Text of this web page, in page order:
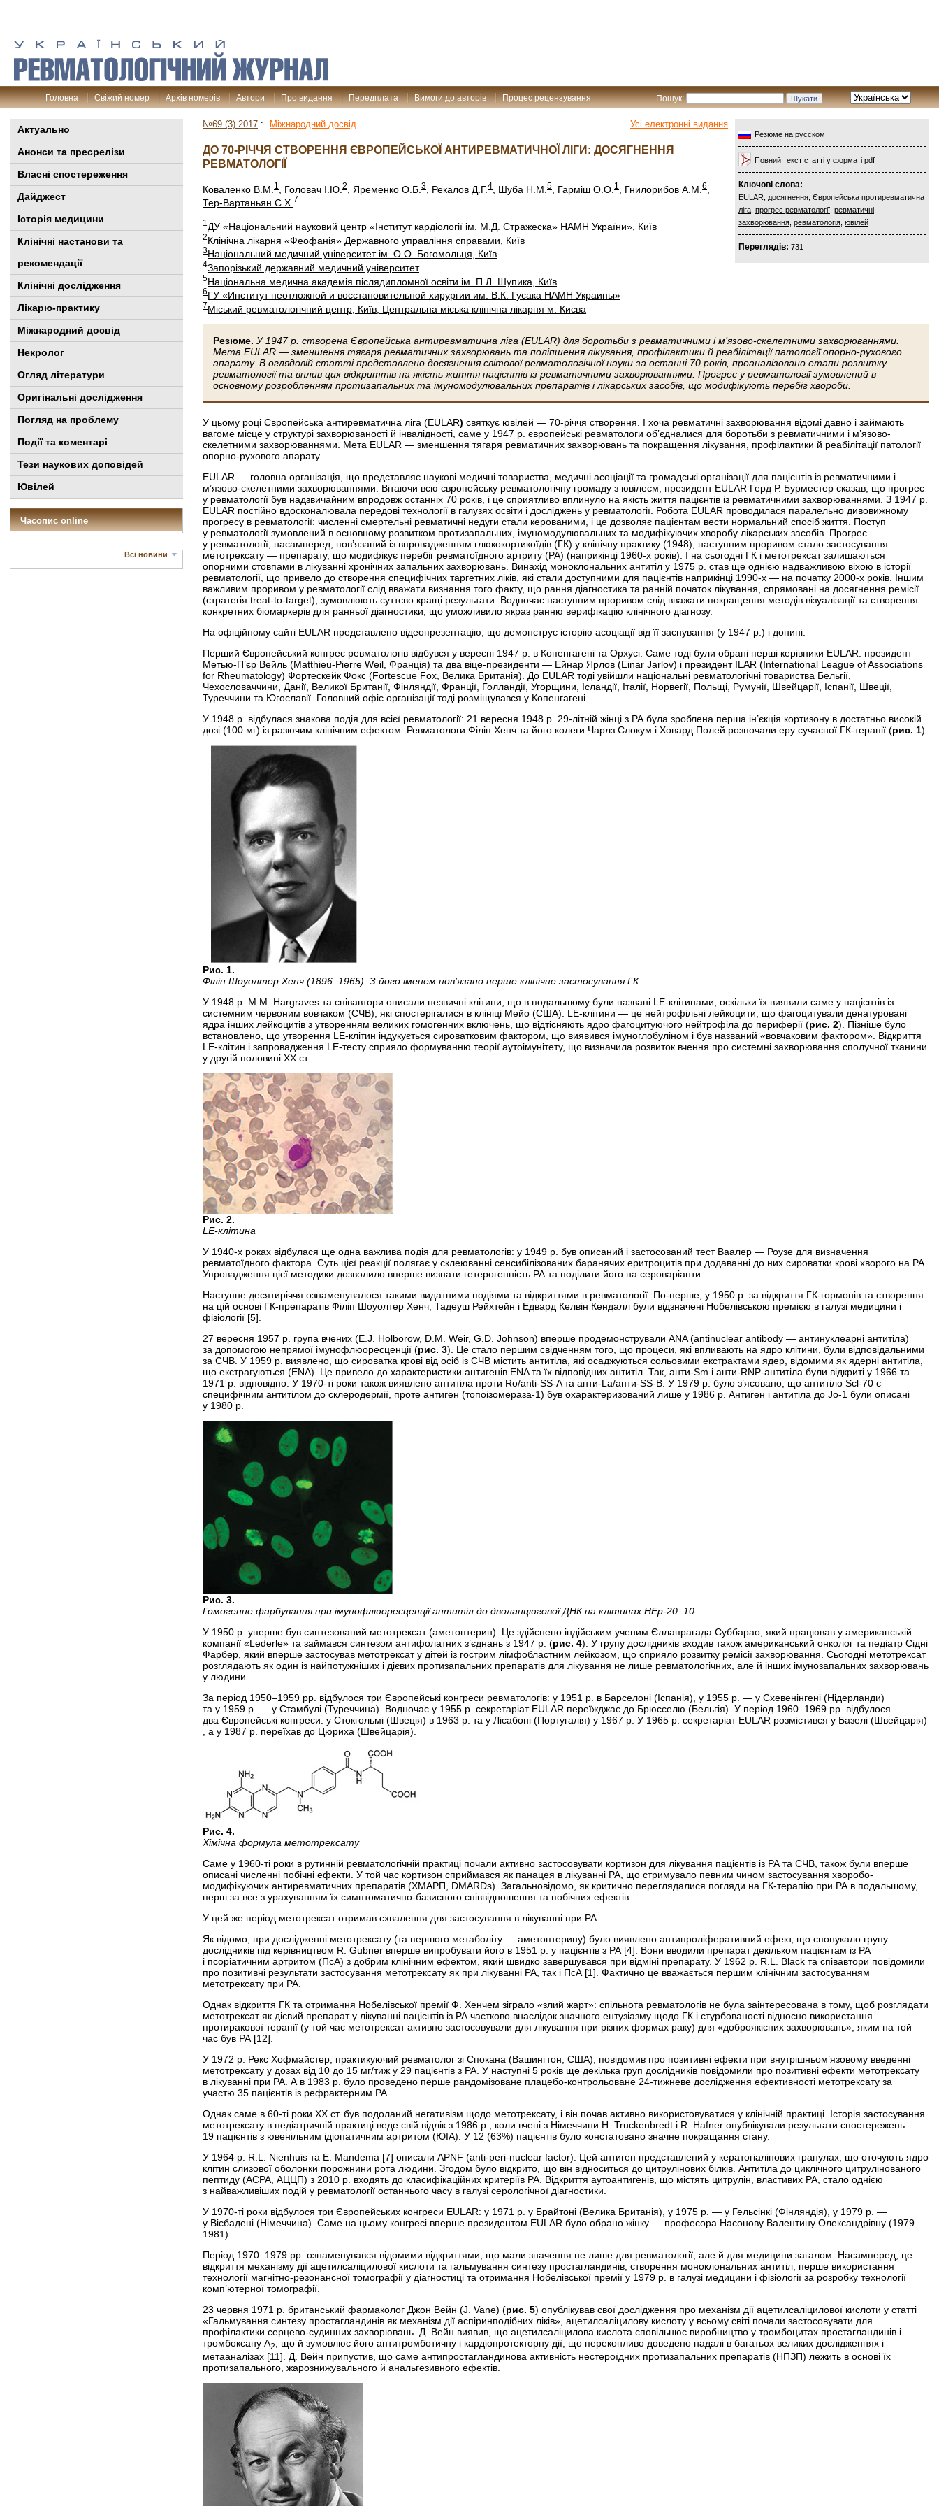
Пошук:
Головна Свіжий номер Архів номерів Автори Про видання Передплата Вимоги до авторів Процес рецензування
Актуально
Анонси та пресрелізи
Власні спостереження
Дайджест
Історія медицини
Клінiчні настанови та
рекомендації
Клінічні дослідження
Лікарю-практику
Міжнародний досвід
Некролог
Огляд літератури
Оригінальні дослідження
Погляд на проблему
Події та коментарі
Тези наукових доповідей
Ювілей
Часопис online
Всі новини
Резюме на русском
Повний текст статті у форматі pdf
Ключові слова:
EULAR досягнення Європейська протиревматична
ліга прогрес ревматології ревматичні
захворювання ревматологія ювілей
Переглядів: 731
Усі електронні видання
№69 (3) 2017 : Міжнародний досвід
ДО 70-РІЧЧЯ СТВОРЕННЯ ЄВРОПЕЙСЬКОЇ АНТИРЕВМАТИЧНОЇ ЛІГИ: ДОСЯГНЕННЯ
РЕВМАТОЛОГІЇ
Коваленко В.М. 1 Головач І.Ю. 2 Яременко О.Б. 3 Рекалов Д.Г.4 Шуба Н.М. 5 Гарміш О.О. 1 Гнилорибов А.М. 6
Тер-Вартаньян С.Х.7
1 ДУ «Національний науковий центр «Інститут кардіології ім. М.Д. Стражеска» НАМН України», Київ
2Клінічна лікарня «Феофанія» Державного управління справами, Київ
3Національний медичний університет ім. О.О. Богомольця, Київ
4Запорізький державний медичний університет
5Національна медична академія післядипломної освіти ім. П.Л. Шупика, Київ
6ГУ «Институт неотложной и восстановительной хирургии им. В.К. Гусака НАМН Украины»
7Міський ревматологічний центр, Київ, Центральна міська клінічна лікарня м. Києва
Резюме. У 1947 р. створена Європейська антиревматична ліга (EULAR) для боротьби з ревматичними і м’язово-скелетними захворюваннями.
Мета EULAR — зменшення тягаря ревматичних захворювань та поліпшення лікування, профілактики й реабілітації патології опорно-рухового
апарату. В оглядовій статті представлено досягнення світової ревматологічної науки за останні 70 років, проаналізовано етапи розвитку
ревматології та вплив цих відкриттів на якість життя пацієнтів із ревматичними захворюваннями. Прогрес у ревматології зумовлений в
основному розробленням протизапальних та імуномодулювальних препаратів і лікарських засобів, що модифікують перебіг хвороби.
У цьому році Європейська антиревматична ліга (EULAR) святкує ювілей — 70-річчя створення. І хоча ревматичні захворювання відомі давно і займають
вагоме місце у структурі захворюваності й інвалідності, саме у 1947 р. європейські ревматологи об’єдналися для боротьби з ревматичними і м’язово-
скелетними захворюваннями. Мета EULAR — зменшення тягаря ревматичних захворювань та покращення лікування, профілактики й реабілітації патології
опорно-рухового апарату.
EULAR — головна організація, що представляє наукові медичні товариства, медичні асоціації та громадські організації для пацієнтів із ревматичними і
м’язово-скелетними захворюваннями. Вітаючи всю європейську ревматологічну громаду з ювілеєм, президент EULAR Герд Р. Бурместер сказав, що прогрес
у ревматології був надзвичайним впродовж останніх 70 років, і це сприятливо вплинуло на якість життя пацієнтів із ревматичними захворюваннями. З 1947 р.
EULAR постійно вдосконалювала передові технології в галузях освіти і досліджень у ревматології. Робота EULAR проводилася паралельно дивовижному
прогресу в ревматології: численні смертельні ревматичні недуги стали керованими, і це дозволяє пацієнтам вести нормальний спосіб життя. Поступ
у ревматології зумовлений в основному розвитком протизапальних, імуномодулювальних та модифікуючих хворобу лікарських засобів. Прогрес
у ревматології, насамперед, пов’язаний із впровадженням глюкокортикоїдів (ГК) у клінічну практику (1948); наступним проривом стало застосування
метотрексату — препарату, що модифікує перебіг ревматоїдного артриту (РА) (наприкінці 1960-х років). І на сьогодні ГК і метотрексат залишаються
опорними стовпами в лікуванні хронічних запальних захворювань. Винахід моноклональних антитіл у 1975 р. став ще однією надважливою віхою в історії
ревматології, що привело до створення специфічних таргетних ліків, які стали доступними для пацієнтів наприкінці 1990-х — на початку 2000-х років. Іншим
важливим проривом у ревматології слід вважати визнан­ня того факту, що рання діагностика та ранній початок лікування, спрямовані на досягнення ремісії
(стратегія treat-to-target), зумовлюють суттєво кращі результати. Водночас наступним проривом слід вважати покращення методів візуалізації та створення
конкретних біомаркерів для ранньої діагностики, що уможливило якраз ранню верифікацію клінічного діагнозу.
На офіційному сайті EULAR представлено відео­презентацію, що демонструє історію асоціації від її заснування (у 1947 р.) і донині.
Перший Європейський конгрес ревматологів відбувся у вересні 1947 р. в Копенгагені та Орхусі. Саме тоді були обрані перші керівники EULAR: президент
Метью-П’єр Вейль (Matthieu-Pierre Weil, Франція) та два віце-президенти — Ейнар Ярлов (Einar Jarlov) і президент ILAR (International League of Associations
for Rheumatology) Фортескейк Фокс (Fortescue Fox, Велика Британія). До EULAR тоді увійшли національні ревматологічні товариства Бельгії,
Чехословаччини, Данії, Великої Британії, Фінляндії, Франції, Голландії, Угорщини, Ісландії, Італії, Норвегії, Польщі, Румунії, Швейцарії, Іспанії, Швеції,
Туреччини та Югославії. Голов­ний офіс організації тоді розміщувався у Копенгагені.
У 1948 р. відбулася знакова подія для всієї ревматології: 21 вересня 1948 р. 29-літній жінці з РА була зроблена перша ін’єкція кортизону в достатньо високій
дозі (100 мг) із разючим клінічним ефектом. Ревматологи Філіп Хенч та його колеги Чарлз Слокум і Ховард Полей розпочали еру сучасної ГК-терапії (рис. 1).
Рис. 1.
Філіп Шоуолтер Хенч (1896–1965). З його іменем пов’язано перше клінічне застосування ГК
У 1948 р. M.M. Hargraves та співавтори описали незвичні клітини, що в подальшому були названі LE-клітинами, оскільки їх виявили саме у пацієнтів із
системним червоним вовчаком (СЧВ), які спостерігалися в клініці Мейо (США). LE-клітини — це нейтрофільні лейкоцити, що фагоцитували денатуровані
ядра інших лейкоцитів з утворенням великих гомогенних включень, що відтісняють ядро фагоцитуючого нейтрофіла до периферії (рис. 2). Пізніше було
встановлено, що утворення LE-клітин індукується сироватковим фактором, що виявився імуноглобуліном і був названий «вовчаковим фактором». Відкриття
LE-клітин і запровадження LE-тесту сприяло формуванню теорії аутоімунітету, що визначила розвиток вчення про системні захворювання сполучної тканини
у другій половині ХХ ст.
Рис. 2.
LE-клітина
У 1940-х роках відбулася ще одна важлива подія для ревматологів: у 1949 р. був описаний і застосований тест Ваалер — Роузе для визначення
ревматоїдного фактора. Суть цієї реакції полягає у склеюванні сенсибілізованих баранячих еритроцитів при додаванні до них сироватки крові хворого на РА.
Упровадження цієї методики дозволило вперше визнати гетерогенність РА та поділити його на сероваріанти.
Наступне десятиріччя ознаменувалося такими видатними подіями та відкриттями в ревматології. По-перше, у 1950 р. за відкриття ГК-гормонів та створення
на цій основі ГК-препаратів Філіп Шоуолтер Хенч, Тадеуш Рейхтейн і Едвард Келвін Кендалл були відзначені Нобелівською премією в галузі медицини і
фізіології [5].
27 вересня 1957 р. група вчених (E.J. Holborow, D.M. Weir, G.D. Johnson) вперше продемонстрували ANA (antinuclear antibody — антинуклеарні антитіла)
за допомогою непрямої імунофлюоресценції (рис. 3). Це стало першим свідченням того, що процеси, які впливають на ядро клітини, були відповідальними
за СЧВ. У 1959 р. виявлено, що сироватка крові від осіб із СЧВ містить антитіла, які осаджуються сольовими екстрактами ядер, відомими як ядерні антитіла,
що екстрагуються (ENA). Це привело до характеристики антигенів ENA та їх відповідних антитіл. Так, анти-Sm і анти-RNP-антитіла були відкриті у 1966 та
1971 р. відповідно. У 1970-ті роки також виявлено антитіла проти Ro/anti-SS-A та анти-La/анти-SS-B. У 1979 р. було з’ясовано, що антитіло Scl-70 є
специфічним антитілом до склеродермії, проте антиген (топоізомераза-1) був охарактеризований лише у 1986 р. Антиген і антитіла до Jо-1 були описані
у 1980 р.
Рис. 3.
Гомогенне фарбування при імунофлюоресценції антитіл до дволанцюгової ДНК на клітинах HEp-20–10
У 1950 р. уперше був синтезований метотрексат (аметоптерин). Це здійснено індійським ученим Єллапрагада Суббарао, який працював у американській
компанії «Lederle» та займався синтезом антифолатних з’єднань з 1947 р. (рис. 4). У групу дослідників входив також американський онколог та педіатр Сідні
Фарбер, який вперше застосував метотрексат у дітей із гострим лімфобластним лейкозом, що сприяло розвитку ремісії захворювання. Сьогодні метотрексат
розглядають як один із найпотужніших і дієвих протизапальних препаратів для лікування не лише ревматологічних, але й інших імунозапальних захворювань
у людини.
За період 1950–1959 рр. відбулося три Європейські конгреси ревматологів: у 1951 р. в Барселоні (Іспанія), у 1955 р. — у Схевенінгені (Нідерланди)
та у 1959 р. — у Стамбулі (Туреччина). Водночас у 1955 р. секретаріат EULAR переїжджає до Брюсселю (Бельгія). У період 1960–1969 рр. відбулося
два Європейські конгреси: у Стокгольмі (Швеція) в 1963 р. та у Лісабоні (Португалія) у 1967 р. У 1965 р. секретаріат EULAR розмістився у Базелі (Швейцарія)
, а у 1987 р. переїхав до Цюриха (Швейцарія).
Рис. 4.
Хімічна формула метотрексату
Саме у 1960-ті роки в рутинній ревматологічній практиці почали активно застосовувати кортизон для лікування пацієнтів із РА та СЧВ, також були вперше
описані численні побічні ефекти. У той час кортизон сприймався як панацея в лікуванні РА, що стримувало певним чином застосування хворобо-
модифікуючих антиревматичних препаратів (ХМАРП, DMARDs). Загальновідомо, як критично переглядалися погляди на ГК-терапію при РА в подальшому,
перш за все з урахуванням їх симптоматично-базисного співвідношення та побічних ефектів.
У цей же період метотрексат отримав схвалення для застосування в лікуванні при РА.
Як відомо, при дослідженні метотрексату (та першого метаболіту — аметоптерину) було виявлено антипроліферативний ефект, що спонукало групу
дослідників під керівництвом R. Gubner вперше випробувати його в 1951 р. у пацієнтів з РА [4]. Вони вводили препарат декільком пацієнтам із РА
і псоріатичним артритом (ПсА) з добрим клінічним ефектом, який швидко завершувався при відміні препарату. У 1962 р. R.L. Black та співавтори повідомили
про позитивні результати застосування метотрексату як при лікуванні РА, так і ПсА [1]. Фактично це вважається першим клінічним застосуванням
метотрексату при РА.
Однак відкриття ГК та отримання Нобелівської премії Ф. Хенчем зіграло «злий жарт»: спільнота ревматологів не була заінтересована в тому, щоб розглядати
метотрексат як дієвий препарат у лікуванні пацієнтів із РА частково внаслідок значного ентузіазму щодо ГК і стурбованості відносно використання
протиракової терапії (у той час метотрексат активно застосовували для лікування при різних формах раку) для «доброякісних захворювань», яким на той
час був РА [12].
У 1972 р. Рекс Хофмайстер, практикуючий ревматолог зі Спокана (Вашингтон, США), повідомив про позитивні ефекти при внутрішньом’язовому введенні
метотрексату у дозах від 10 до 15 мг/тиж у 29 пацієнтів з РА. У наступні 5 років ще декілька груп дослідників повідомили про позитивні ефекти метотрексату
в лікуванні при РА. А в 1983 р. було проведено перше рандомізоване плацебо-­контрольоване 24-тижневе дослідження ефективності метотрексату за
участю 35 пацієнтів із рефрактерним РА.
Однак саме в 60-ті роки ХХ ст. був подоланий негативізм щодо метотрексату, і він почав активно використовуватися у клінічній практиці. Історія застосування
метотрексату в педіатричній практиці веде свій відлік з 1986 р., коли вчені з Німеччини H. Trucken­bredt і R. Hafner опублікували результати спостережень
19 пацієнтів з ювенільним ідіопатичним артритом (ЮІА). У 12 (63%) пацієнтів було констатовано значне покращання стану.
У 1964 р. R.L. Nienhuis та E. Mandema [7] описали APNF (anti-peri-nuclear factor). Цей антиген представлений у кератогіалінових гранулах, що оточують ядро
клітин слизової оболонки порожнини рота людини. Згодом було відкрито, що він відноситься до цитрулінових білків. Антитіла до циклічного цитрулінованого
пептиду (ACPA, АЦЦП) з 2010 р. входять до класифікаційних критеріїв РА. Відкриття аутоантигенів, що містять цитрулін, властивих РА, стало однією
з найважливіших подій у ревматології останнього часу в галузі серологічної діагностики.
У 1970-ті роки відбулося три Європейських конгреси EULAR: у 1971 р. у Брайтоні (Велика Британія), у 1975 р. — у Гельсінкі (Фінляндія), у 1979 р. —
у Вісбадені (Німеччина). Саме на цьому конгресі вперше президентом EULAR було обрано жінку — професора Насонову Валентину Олександрівну (1979–
1981).
Період 1970–1979 рр. ознаменувався відомими відкриттями, що мали значення не лише для ревматології, але й для медицини загалом. Насамперед, це
відкриття механізму дії ацетилсаліцилової кислоти та гальмування синтезу простагландинів, створення моноклональних антитіл, перше використання
технології магнітно-резонансної томографії у діагностиці та отримання Нобелівської премії у 1979 р. в галузі медицини і фізіології за розробку технології
комп’ютерної томографії.
23 червня 1971 р. британський фармаколог Джон Вейн (J. Vane) (рис. 5) опублікував свої дослідження про механізм дії ацетилсаліцилової кислоти у статті
«Гальмування синтезу простагландинів як механізм дії аспіринподібних ліків», ацетилсаліцилову кислоту у всьому світі почали застосовувати для
профілактики серцево-судинних захворювань. Д. Вейн виявив, що ацетилсаліцилова кислота сповільнює виробництво у тромбоцитах простагландинів і
тромбоксану A2
, що й зумовлює його антитромботичну і кардіопротекторну дії, що переконливо доведено надалі в багатьох великих дослідженнях і
метааналізах [11]. Д. Вейн припустив, що саме антипростагландинова активність нестероїдних протизапальних препаратів (НПЗП) лежить в основі їх
протизапального, жарознижувального й анальгезивного ефектів.